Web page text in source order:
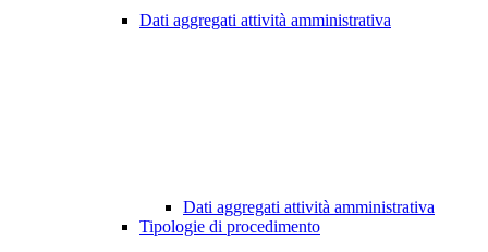
Dati aggregati attività amministrativa
Dati aggregati attività amministrativa
Tipologie di procedimento